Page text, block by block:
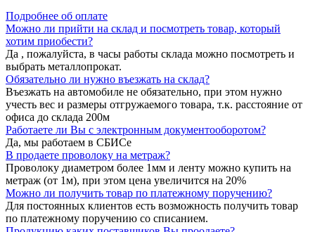
Подробнее об оплате
Можно ли прийти на склад и посмотреть товар, который
хотим приобести?
Да , пожалуйста, в часы работы склада можно посмотреть и
выбрать металлопрокат.
Обязательно ли нужно въезжать на склад?
Въезжать на автомобиле не обязательно, при этом нужно
учесть вес и размеры отгружаемого товара, т.к. расстояние от
офиса до склада 200м
Работаете ли Вы с электронным документооборотом?
Да, мы работаем в СБИСе
В продаете проволоку на метраж?
Проволоку диаметром более 1мм и ленту можно купить на
метраж (от 1м), при этом цена увеличится на 20%
Можно ли получить товар по платежному поручению?
Для постоянных клиентов есть возможность получить товар
по платежному поручению со списанием.